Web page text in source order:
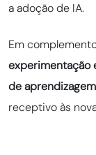
a adoção de IA.
Em
experimentação
de aprendizagem
receptivo às